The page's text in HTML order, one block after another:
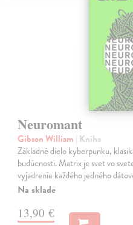
Neuromant
Gibson William | Kniha
Základné dielo kyberpunku,
budúcnosti. Matrix je svet vo
vyjadrenie každého jedného
Na sklade
13,90 €